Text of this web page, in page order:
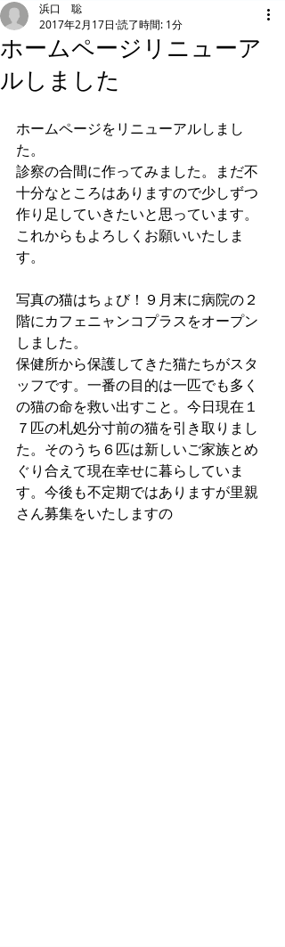
ホームページリニューア
ルしました
浜口 聡
2017年2月17日 読了時間: 1分
ホームページをリニューアルしまし
た。
診察の合間に作ってみました。まだ不
十分なところはありますので少しずつ
作り足していきたいと思っています。
これからもよろしくお願いいたしま
す。
写真の猫はちょび！９月末に病院の２
階にカフェニャンコプラスをオープン
しました。
保健所から保護してきた猫たちがスタ
ッフです。一番の目的は一匹でも多く
の猫の命を救い出すこと。今日現在１
７匹の札処分寸前の猫を引き取りまし
た。そのうち６匹は新しいご家族とめ
ぐり合えて現在幸せに暮らしていま
す。今後も不定期ではありますが里親
さん募集をいたしますの